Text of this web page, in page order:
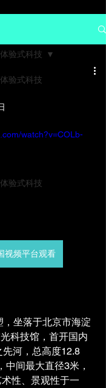
验式科技
验式科技
验式科技
watch?v=COLb-
视频平台观看
，坐落于北京市海淀
科技馆，首开国内
河，总高度12.8
中间最大直径3米，
性、景观性于一